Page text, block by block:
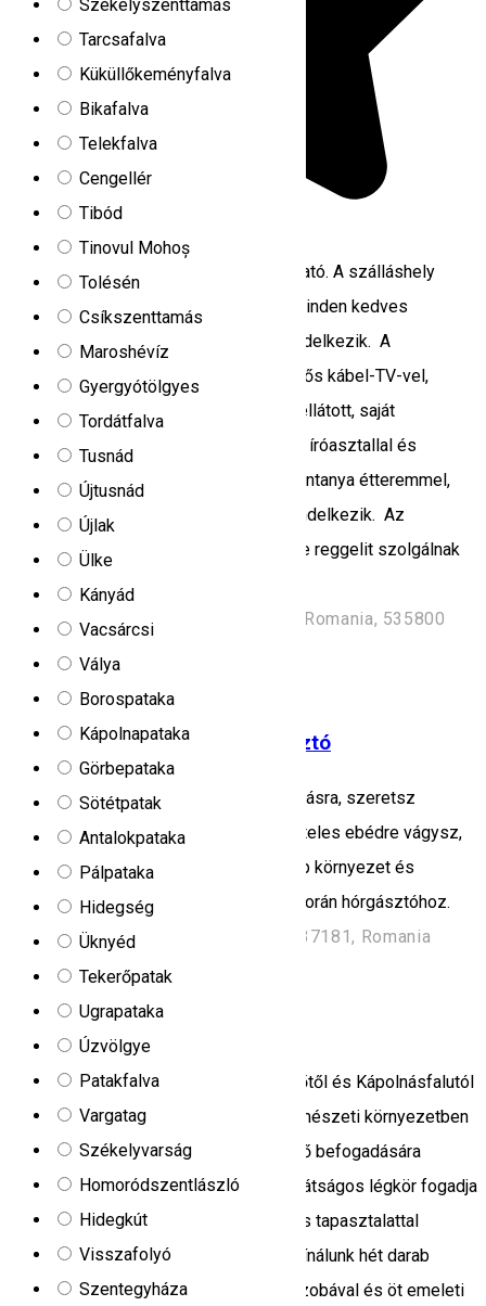
Székelyszenttamás
Tarcsafalva
Küküllőkeményfalva
Bikafalva
Telekfalva
Cengellér
Tibód
Tinovul Mohoș
Tolésén
Csíkszenttamás
Maroshévíz
Gyergyótölgyes
Tordátfalva
Tusnád
Újtusnád
Újlak
Ülke
Kányád
Vacsárcsi
Válya
Borospataka
Kápolnapataka
Görbepataka
Sötétpatak
Antalokpataka
Pálpataka
Hidegség
Üknyéd
Tekerőpatak
Ugrapataka
Úzvölgye
Patakfalva
Vargatag
Székelyvarság
Homoródszentlászló
Hidegkút
Visszafolyó
Szentegyháza
értékelések
Hunnia-Huntanya Szentegyházán található. A szálláshely
családi szobákat és játszóteret kínál minden kedves
vendégnek. A kemping terasszal is rendelkezik. A
vendégszobák ülősarokkal, síkképernyős kábel-TV-vel,
valamint hajszárítóval és zuhanyzóval ellátott, saját
fürdőszobával rendelkeznek. A szobák íróasztallal és
vízforralóval felszereltek. A Hunnia-Huntanya étteremmel,
bárral, kerttel és ingyenes Wi-Fi-vel rendelkezik. Az
étteremben kontinentális vagy à la carte reggelit szolgálnak
republicii 47 K, Szentegyházasfalu, Romania, 535800
KempingHorgász tó
Nyitva
Kormorán - Camping és horgásztó
Ha szükséged van egy kis kikapcsolódásra, szeretsz
horgászni vagy esetleg egy finom halételes ebédre vágysz,
itt a helyed! Családias fogadtatás, szép környezet és
minőségi kiszolgálással várunk a Kormorán hórgásztóhoz.
Comănești/Homoródkeményfalva 537181, Romania
KempingSószoba
Magic Harghita Resort
A Magic Harghita Resort Homoródfürdőtől és Kápolnásfalutól
északra, a környék egyik legszebb természeti környezetben
található szállása, mely összesen 54 fő befogadására
alkalmas. Modern felszereltség és barátságos légkör fogadja
a vendégeket. Csapatunk közel 20 éves tapasztalattal
rendelkezik a vendéglátás területén. Kínálunk hét darab
négyszemélyes bungalót külön fürdőszobával és öt emeleti